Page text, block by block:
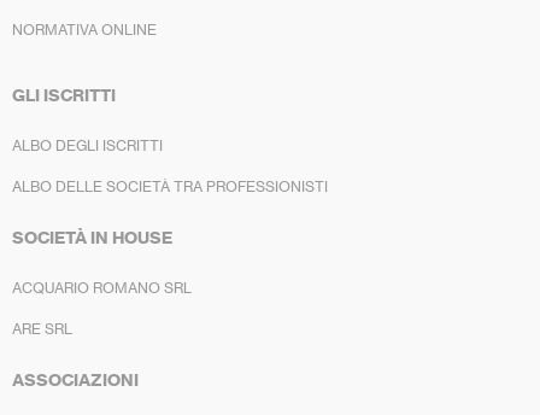
NORMATIVA ONLINE
GLI ISCRITTI
ALBO DEGLI ISCRITTI
ALBO DELLE SOCIETÀ TRA PROFESSIONISTI
SOCIETÀ IN HOUSE
ACQUARIO ROMANO SRL
ARE SRL
ASSOCIAZIONI